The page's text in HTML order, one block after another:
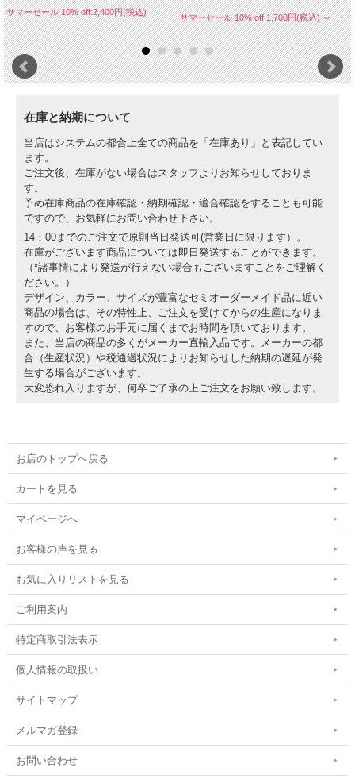
サマーセール 10% off:2,400円(税込)
サマーセール 10% off:1,700円(税込)～
在庫と納期について
当店はシステムの都合上全ての商品を「在庫あり」と表記してい
ます。
ご注文後、在庫がない場合はスタッフよりお知らせしておりま
す。
予め在庫商品の在庫確認・納期確認・適合確認をすることも可能
ですので、お気軽にお問い合わせ下さい。
14：00までのご注文で原則当日発送可(営業日に限ります）。
在庫がございます商品については即日発送することができます。
（*諸事情により発送が行えない場合もございますことをご理解く
ださい。）
デザイン、カラー、サイズが豊富なセミオーダーメイド品に近い
商品の場合は、その特性上、ご注文を受けてからの生産になりま
すので、お客様のお手元に届くまでお時間を頂いております。
また、当店の商品の多くがメーカー直輸入品です。メーカーの都
合（生産状況）や税通過状況によりお知らせした納期の遅延が発
生する場合がございます。
大変恐れ入りますが、何卒ご了承の上ご注文をお願い致します。
お店のトップへ戻る
カートを見る
マイページへ
お客様の声を見る
お気に入りリストを見る
ご利用案内
特定商取引法表示
個人情報の取扱い
サイトマップ
メルマガ登録
お問い合わせ